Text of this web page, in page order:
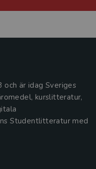
är idag Sveriges
kurslitteratur,
Studentlitteratur med